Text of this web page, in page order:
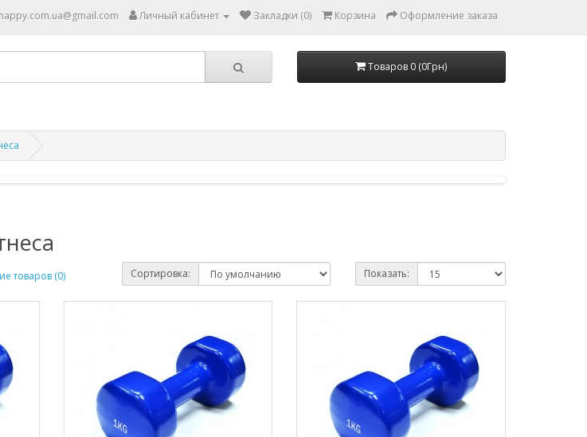
Личный кабинет Закладки (0) Корзина Оформление заказа
Товаров 0 (0Грн)
товаров (0) Сортировка: Показать: